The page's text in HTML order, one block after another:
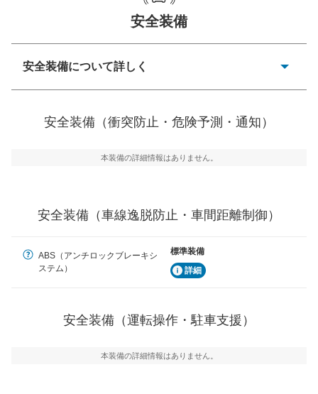
一般的な荷物のサイズの目安
安全装備
安全装備について詳しく
ーキアシスト、ABSなどが装備されています。
車線逸脱防止
車線のはみだしやふらつきを防止するためにレーンキー
車間距離制御
安全な車間距離を保ちながら前車を追従するアダプティ
運転・駐車支援
れています。
安全装備（衝突防止・危険予測・通知）
本装備の詳細情報はありません。
安全装備（車線逸脱防止・車間距離制御）
ABS（アンチロックブレーキシ
ステム）
標準装備
詳細
安全装備（運転操作・駐車支援）
本装備の詳細情報はありません。